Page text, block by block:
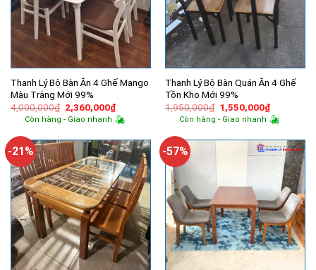
Thanh Lý Bộ Bàn Ăn 4 Ghế Mango
Màu Trắng Mới 99%
4,000,000₫ Giá
gốc
là:
2,360,000₫Giá
hiện
tại
2,360,000₫.
Còn hàng - Giao nhanh
Thanh Lý Bộ Bàn Quán Ăn 4 Ghế
Tồn Kho Mới 99%
1,950,000₫ Giá
gốc
là:
1,550,000₫Giá
hiện
tại
Còn hàng - Giao nhanh
-21% -57%